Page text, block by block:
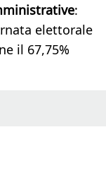
:
elettorale
il 67,75%